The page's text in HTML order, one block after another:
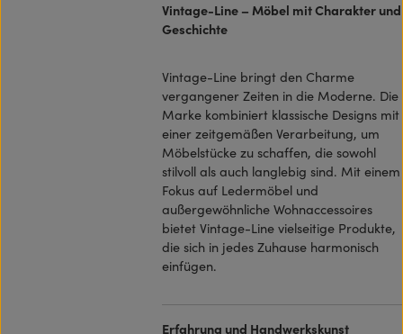
Vintage-Line – Möbel mit Charakter und
Geschichte
Vintage-Line bringt den Charme
vergangener Zeiten in die Moderne. Die
Marke kombiniert klassische Designs mit
einer zeitgemäßen Verarbeitung, um
Möbelstücke zu schaffen, die sowohl
stilvoll als auch langlebig sind. Mit einem
Fokus auf Ledermöbel und
außergewöhnliche Wohnaccessoires
bietet Vintage-Line vielseitige Produkte,
die sich in jedes Zuhause harmonisch
einfügen.
Erfahrung und Handwerkskunst